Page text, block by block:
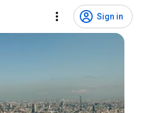
Sign in